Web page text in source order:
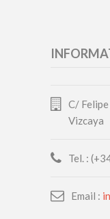
C/
Vizcaya
Tel. :
Email :